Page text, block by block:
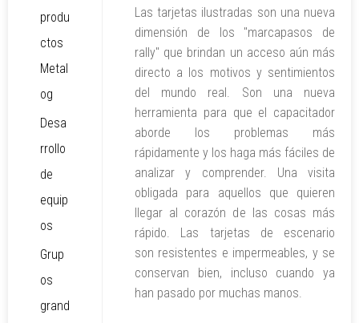
Las tarjetas ilustradas son una nueva
dimensión de los "marcapasos de
rally" que brindan un acceso aún más
directo a los motivos y sentimientos
del mundo real. Son una nueva
herramienta para que el capacitador
aborde los problemas más
rápidamente y los haga más fáciles de
analizar y comprender. Una visita
obligada para aquellos que quieren
llegar al corazón de las cosas más
rápido. Las tarjetas de escenario
son resistentes e impermeables, y se
conservan bien, incluso cuando ya
han pasado por muchas manos.
produ
ctos
Metal
og
Desa
rrollo
de
equip
os
Grup
os
grand